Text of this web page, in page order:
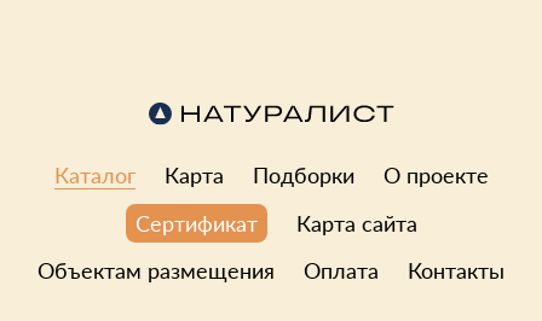
Каталог Карта Подборки
О проекте
Сертификат
Карта сайта
Объектам размещения
Оплата Контакты